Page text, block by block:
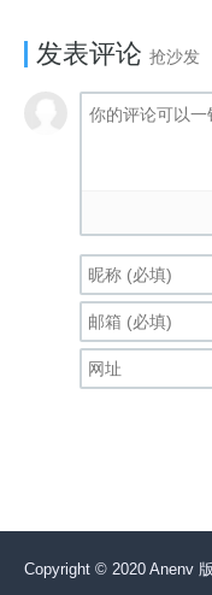
发表评论 抢沙发
Copyright © 2020 Anenv